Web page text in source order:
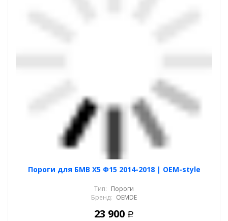
Пороги для БМВ Х5 Ф15 2014-2018 | OEM-style
Тип: Пороги
Бренд: OEMDE
23 900 Р